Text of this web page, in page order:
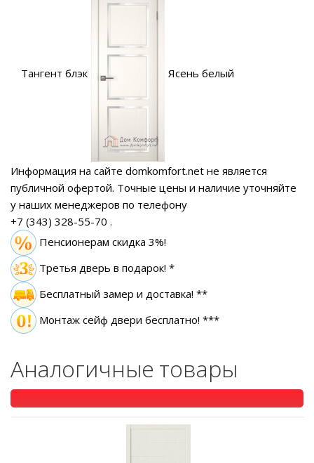
Тангент блэк Ясень белый
Информация на сайте domkomfort.net не является
публичной офертой. Точные цены и наличие уточняйте
у наших менеджеров по телефону
+7 (343) 328-55-70 .
Пенсионерам скидка 3%!
Третья дверь в подарок! *
Бесплатный замер и доставка! **
Монтаж сейф двери бесплатно! ***
Аналогичные товары